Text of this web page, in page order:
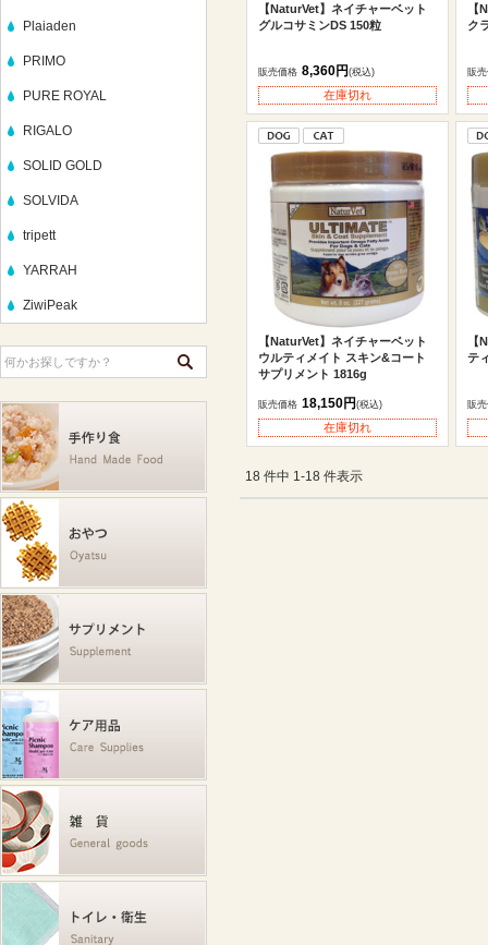
Plaiaden
PRIMO
PURE ROYAL
RIGALO
SOLID GOLD
SOLVIDA
tripett
YARRAH
ZiwiPeak
【NaturVet】ネイチャーベット
グルコサミンDS 150粒
販売価格 8,360円(税込)
在庫切れ
【
ク
販
【NaturVet】ネイチャーベット
ウルティメイト スキン&コート
サプリメント 1816g
販売価格 18,150円(税込)
在庫切れ
【
テ
販
18 件中 1-18 件表示